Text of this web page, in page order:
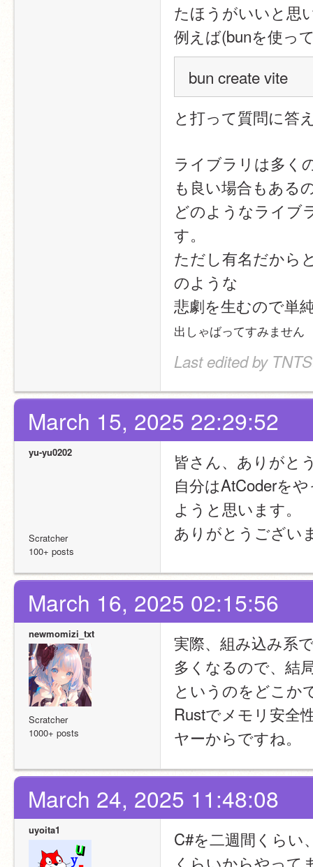
たほうがいいと思
例えば(bunを使っ
bun create vite
と打って質問に答
ライブラリは多く
も良い場合もある
どのようなライブ
す。
ただし有名だから
のような
悲劇を生むので単
出しゃばってすみません
Last edited by
March 15, 2025 22:29:52
yu-yu0202
Scratcher
100+ posts
皆さん、ありがと
自分はAtCoderを
ようと思います。
ありがとうござい
March 16, 2025 02:15:56
newmomizi_txt
Scratcher
1000+ posts
実際、組み込み系
多くなるので、結
というのをどこか
Rustでメモリ安全
ヤーからですね。
March 24, 2025 11:48:08
uyoita1
C#を二週間くらい
くらいからやって